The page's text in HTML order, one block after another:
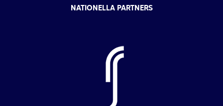
NATIONELLA PARTNERS